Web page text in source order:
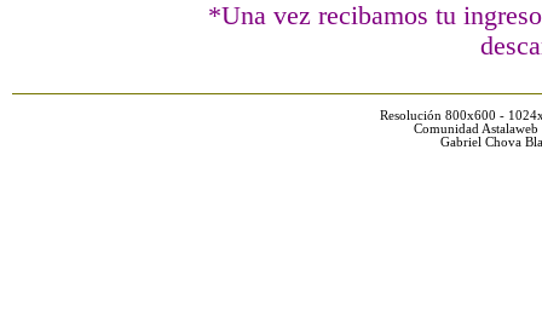
*Una vez recibamos tu
Resolución 800x600 -
Comunidad
Gabriel Chova